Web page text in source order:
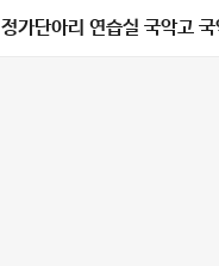
정가단아리 연습실 국악고